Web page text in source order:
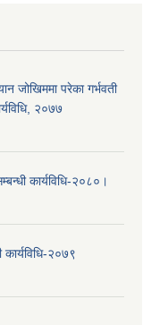
जोखिममा परेका गर्भवती
२०७७
कार्यविधि-२०८०।
कार्यविधि-२०७९